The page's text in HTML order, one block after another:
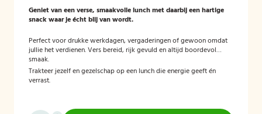
Geniet van een verse, smaakvolle lunch met daarbij een hartige
snack waar je écht blij van wordt.
Perfect voor drukke werkdagen, vergaderingen of gewoon omdat
jullie het verdienen. Vers bereid, rijk gevuld en altijd boordevol
smaak.
Trakteer jezelf en gezelschap op een lunch die energie geeft én
verrast.